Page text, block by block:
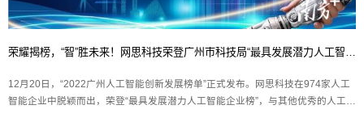
12月20日，“2022广州人工智能创新发展榜单”正式发布。网思科技在974家人工
智能企业中脱颖而出，荣登“最具发展潜力人工智能企业榜”，与其他优秀的人工智